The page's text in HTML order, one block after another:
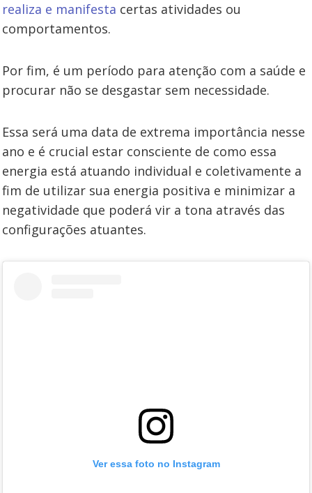
realiza e manifesta certas atividades ou
comportamentos.
Por fim, é um período para atenção com a saúde e
procurar não se desgastar sem necessidade.
Essa será uma data de extrema importância nesse
ano e é crucial estar consciente de como essa
energia está atuando individual e coletivamente a
fim de utilizar sua energia positiva e minimizar a
negatividade que poderá vir a tona através das
configurações atuantes.
Ver essa foto no Instagram